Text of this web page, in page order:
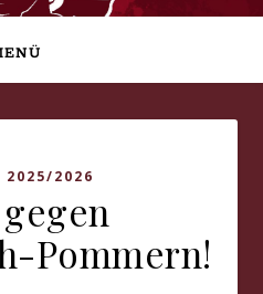
2025/2026
Pommern!